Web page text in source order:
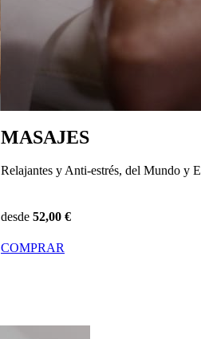
MAÑANAS DE SILGAR
Desayuno buffet + Circuito Spa Marino